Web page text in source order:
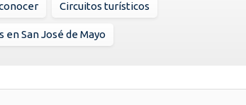
Circuitos turísticos
en San José de Mayo